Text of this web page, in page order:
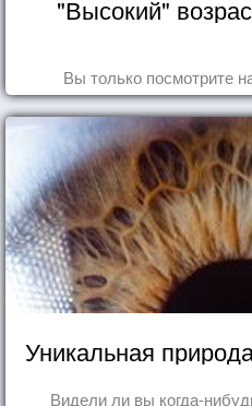
"Высокий"
Вы только посмотрите
Уникальная
Видели ли вы когда-